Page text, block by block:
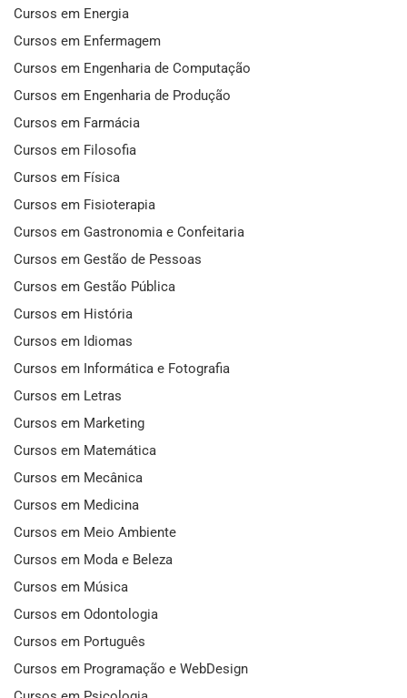
Cursos em Energia
Cursos em Enfermagem
Cursos em Engenharia de Computação
Cursos em Engenharia de Produção
Cursos em Farmácia
Cursos em Filosofia
Cursos em Física
Cursos em Fisioterapia
Cursos em Gastronomia e Confeitaria
Cursos em Gestão de Pessoas
Cursos em Gestão Pública
Cursos em História
Cursos em Idiomas
Cursos em Informática e Fotografia
Cursos em Letras
Cursos em Marketing
Cursos em Matemática
Cursos em Mecânica
Cursos em Medicina
Cursos em Meio Ambiente
Cursos em Moda e Beleza
Cursos em Música
Cursos em Odontologia
Cursos em Português
Cursos em Programação e WebDesign